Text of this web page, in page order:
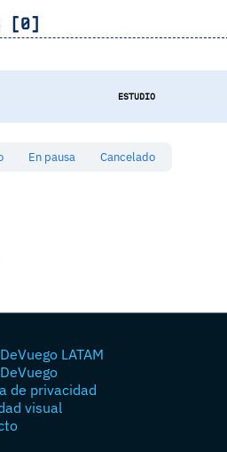
[0]
ESTUDIO
En pausa Cancelado
LATAM
de privacidad
visual